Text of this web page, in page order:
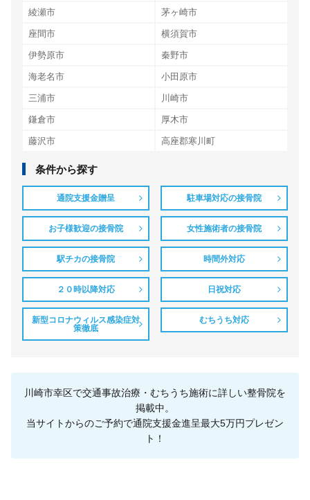
綾瀬市 茅ヶ崎市
座間市 横須賀市
伊勢原市 秦野市
海老名市 小田原市
三浦市 川崎市
鎌倉市 厚木市
藤沢市 高座郡寒川町
条件から探す
通院支援金贈呈 駐車場対応の接骨院
お子様歓迎の接骨院 女性施術者の接骨院
駅チカの接骨院 時間外対応
２０時以降対応 日祝対応
新型コロナウィルス感染症対
策徹底
むちうち対応
川崎市幸区で交通事故治療・むちうち施術に詳しい整骨院を
掲載中。
当サイトからのご予約で通院支援金進呈最大5万円プレゼン
ト！